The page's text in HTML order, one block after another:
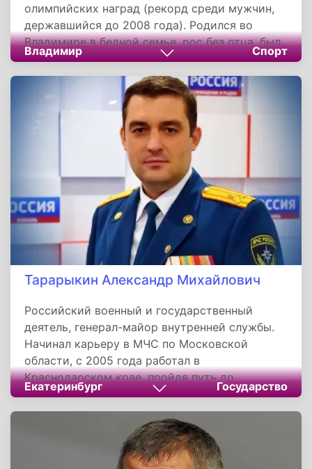
олимпийских наград (рекорд среди мужчин,
державшийся до 2008 года). Родился во
Владимире в бедной семье, рос без отца, был
трудным подростком, но тренер Николай
Толкачев спас его и привел в гимнастику.
Абсолютный чемпион мира (1978) и Европы
(1975). На Олимпиаде-1980 произносил клятву
спортсменов. После карьеры воспитал плеяду
чемпионов, работал тренером в СССР, Японии
и России. Скончался после продолжительной
болезни, похоронен во Владимире.
Владимир Спорт
Тарарыкин Александр Михайлович
Российский военный и государственный
деятель, генерал-майор внутренней службы.
Начинал карьеру в МЧС по Московской
области, с 2005 года работал в
Краснодарском крае, пройдя путь до
начальника регионального ГУ МЧС (2017–
2019). С 2019 по 2024 год руководил
Уральским институтом ГПС МЧС России. В
декабре 2024 года назначен руководителем
департамента по делам казачества
Екатеринбург Государство